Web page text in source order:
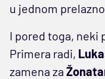
u jednom
I pored toga,
Primera radi,
zamena za